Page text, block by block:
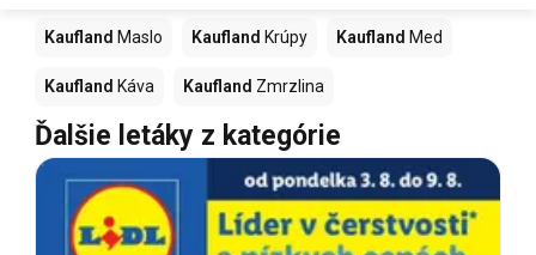
Kaufland Maslo Kaufland Krúpy Kaufland Med
Kaufland Káva Kaufland Zmrzlina
Ďalšie letáky z kategórie